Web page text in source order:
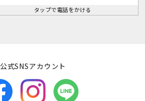
タップで電話をかける
公式SNSアカウント